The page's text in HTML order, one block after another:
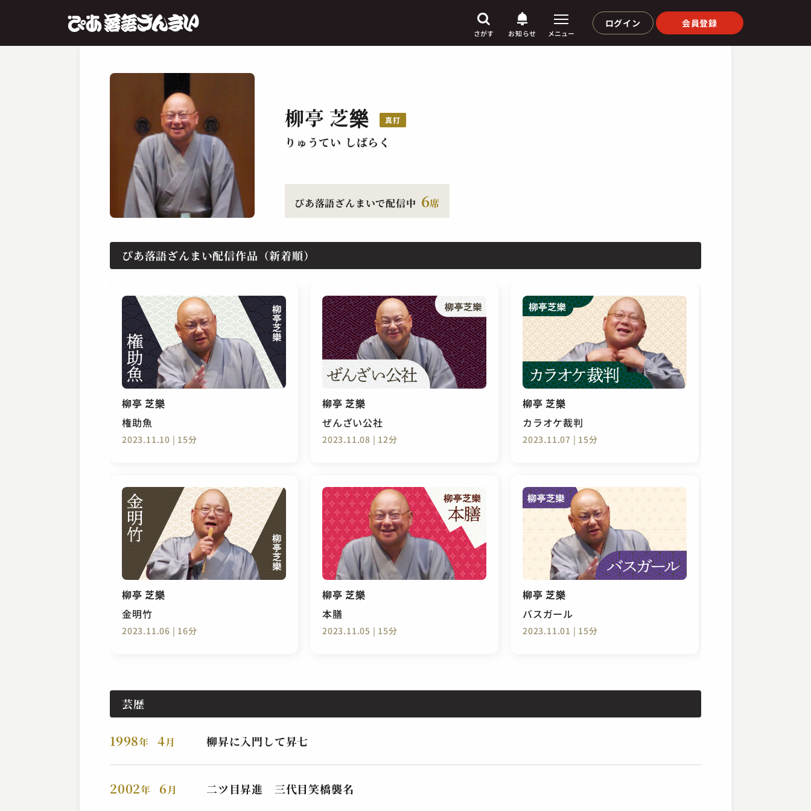
さがす
芸人からさがす
演目 からさがす
お知らせ メニュー
ログイン 会員登録
柳亭 芝樂 真打
りゅうてい しばらく
ぴあ落語ざんまいで配信中 6席
ぴあ落語ざんまい配信作品（新着順）
柳亭 芝樂
権助魚
2023.11.10 | 15分
柳亭 芝樂
ぜんざい公社
2023.11.08 | 12分
柳亭 芝樂
カラオケ裁判
2023.11.07 | 15分
柳亭 芝樂
金明竹
2023.11.06 | 16分
柳亭 芝樂
本膳
2023.11.05 | 15分
柳亭 芝樂
バスガール
2023.11.01 | 15分
芸歴
1998年 4月 柳昇に入門して昇七
2002年 6月 二ツ目昇進 三代目笑橋襲名